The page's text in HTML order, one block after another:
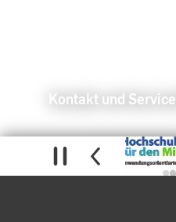
Kontakt und Service